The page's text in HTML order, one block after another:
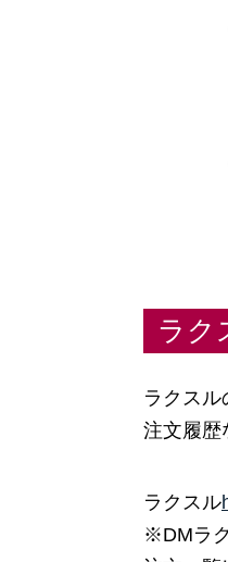
ラク
ラクス
注文履歴
ラクスル
※DMラ